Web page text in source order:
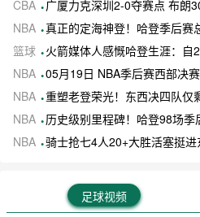
CBA
广厦力克深圳2-0夺赛点 布朗
NBA 真正的定海神登！哈登季后赛总正负值
篮球
火箭媒体人感慨哈登生涯：自
NBA 05月19日 NBA季后赛西部决
NBA 重塑老登荣光！东西决四队仅
NBA
历史级别里程碑！哈登98场季后赛胜
NBA 骑士抢七4人20+大胜活塞挺进东决！米切
足球视频